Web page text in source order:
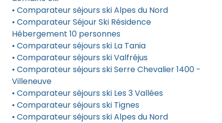
• Comparateur séjours ski Alpes du Nord
• Comparateur Séjour Ski Résidence
Hébergement 10 personnes
• Comparateur séjours ski La Tania
• Comparateur séjours ski Valfréjus
• Comparateur séjours ski Serre Chevalier 1400 -
Villeneuve
• Comparateur séjours ski Les 3 Vallées
• Comparateur séjours ski Tignes
• Comparateur séjours ski Alpes du Nord